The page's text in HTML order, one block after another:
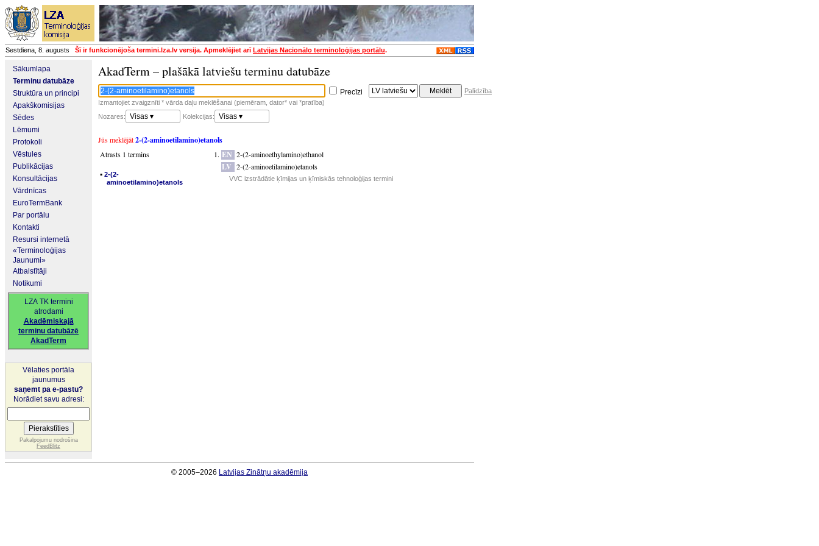
Sestdiena, 8. augusts Šī ir funkcionējoša termini.lza.lv versija. Apmeklējiet arīLatvijas Nacionālo terminoloģijas portālu.
Sākumlapa
Terminu datubāze
Struktūra un principi
Apakškomisijas
Sēdes
Lēmumi
Protokoli
Vēstules
Publikācijas
Konsultācijas
Vārdnīcas
EuroTermBank
Par portālu
Kontakti
Resursi internetā
«Terminoloģijas
Jaunumi»
Atbalstītāji
Notikumi
LZA TK termini
atrodami
Akadēmiskajā
terminu datubāzē
AkadTerm
Vēlaties portāla
jaunumus
saņemt pa e-pastu?
Norādiet savu adresi:
Pakalpojumu nodrošina
FeedBlitz
AkadTerm – plašākā latviešu terminu datubāze
Precīzi
Palīdzība
Izmantojiet zvaigznīti * vārda daļu meklēšanai (piemēram, dator* vai *pratība)
Nozares:
Visas ▾ Kolekcijas: Visas ▾
Jūs meklējāt2-(2-aminoetilamino)etanols
Atrasts 1 termins
▪ 2-(2-
aminoetilamino)etanols
EN 2-(2-aminoethylamino)ethanol
LV 2-(2-aminoetilamino)etanols
VVC izstrādātie ķīmijas un ķīmiskās tehnoloģijas termini
© 2005–2026 Latvijas Zinātņu akadēmija